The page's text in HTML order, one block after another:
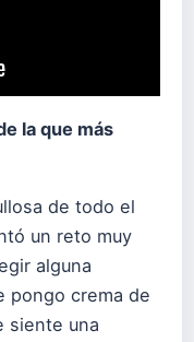
la que más
de todo el
un reto muy
alguna
pongo crema de
siente una